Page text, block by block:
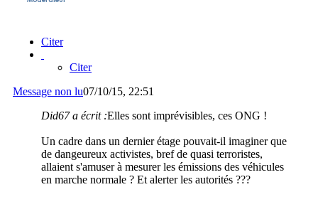
Citer
Citer
Message non lu07/10/15, 22:51
Did67 a écrit :Elles sont imprévisibles, ces ONG !
Un cadre dans un dernier étage pouvait-il imaginer que
de dangeureux activistes, bref de quasi terroristes,
allaient s'amuser à mesurer les émissions des véhicules
en marche normale ? Et alerter les autorités ???